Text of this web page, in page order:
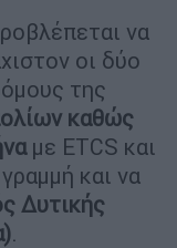
να
οι δύο
της
καθώς
με ΕTCS και
και να
Δυτικής
.